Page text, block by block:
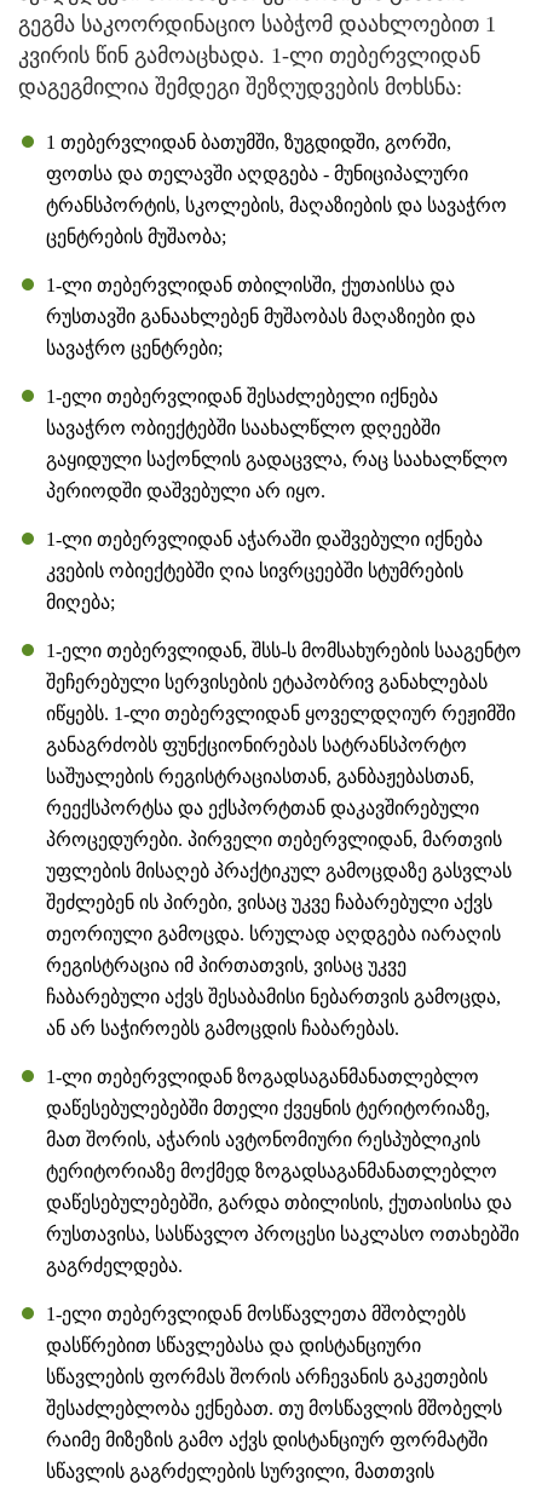
გეგმა საკოორდინაციო საბჭომ დაახლოებით 1
კვირის წინ გამოაცხადა. 1-ლი თებერვლიდან
დაგეგმილია შემდეგი შეზღუდვების მოხსნა:
1 თებერვლიდან ბათუმში, ზუგდიდში, გორში,
ფოთსა და თელავში აღდგება - მუნიციპალური
ტრანსპორტის, სკოლების, მაღაზიების და სავაჭრო
ცენტრების მუშაობა;
1-ლი თებერვლიდან თბილისში, ქუთაისსა და
რუსთავში განაახლებენ მუშაობას მაღაზიები და
სავაჭრო ცენტრები;
1-ელი თებერვლიდან შესაძლებელი იქნება
სავაჭრო ობიექტებში საახალწლო დღეებში
გაყიდული საქონლის გადაცვლა, რაც საახალწლო
პერიოდში დაშვებული არ იყო.
1-ლი თებერვლიდან აჭარაში დაშვებული იქნება
კვების ობიექტებში ღია სივრცეებში სტუმრების
მიღება;
1-ელი თებერვლიდან, შსს-ს მომსახურების სააგენტო
შეჩერებული სერვისების ეტაპობრივ განახლებას
იწყებს. 1-ლი თებერვლიდან ყოველდღიურ რეჟიმში
განაგრძობს ფუნქციონირებას სატრანსპორტო
საშუალების რეგისტრაციასთან, განბაჟებასთან,
რეექსპორტსა და ექსპორტთან დაკავშირებული
პროცედურები. პირველი თებერვლიდან, მართვის
უფლების მისაღებ პრაქტიკულ გამოცდაზე გასვლას
შეძლებენ ის პირები, ვისაც უკვე ჩაბარებული აქვს
თეორიული გამოცდა. სრულად აღდგება იარაღის
რეგისტრაცია იმ პირთათვის, ვისაც უკვე
ჩაბარებული აქვს შესაბამისი ნებართვის გამოცდა,
ან არ საჭიროებს გამოცდის ჩაბარებას.
1-ლი თებერვლიდან ზოგადსაგანმანათლებლო
დაწესებულებებში მთელი ქვეყნის ტერიტორიაზე,
მათ შორის, აჭარის ავტონომიური რესპუბლიკის
ტერიტორიაზე მოქმედ ზოგადსაგანმანათლებლო
დაწესებულებებში, გარდა თბილისის, ქუთაისისა და
რუსთავისა, სასწავლო პროცესი საკლასო ოთახებში
გაგრძელდება.
1-ელი თებერვლიდან მოსწავლეთა მშობლებს
დასწრებით სწავლებასა და დისტანციური
სწავლების ფორმას შორის არჩევანის გაკეთების
შესაძლებლობა ექნებათ. თუ მოსწავლის მშობელს
რაიმე მიზეზის გამო აქვს დისტანციურ ფორმატში
სწავლის გაგრძელების სურვილი, მათთვის